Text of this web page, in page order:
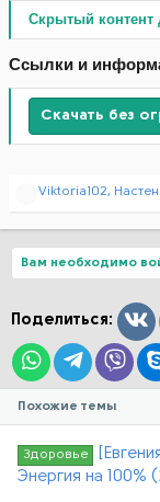
Скрытый контент
Ссылки и
Скачать без
Р
ц
и
:
Viktoria102,
Вам необходимо
Поделиться:
WhatsAppTelegram
Похожие темы
Здоровье
Энергия на 100%